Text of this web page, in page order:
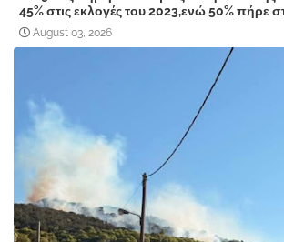
45% στις εκλογές του 2023,ενώ 50% πήρε
August 03, 2026